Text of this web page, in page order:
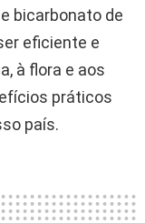
bicarbonato de
eficiente e
à flora e aos
práticos
país.